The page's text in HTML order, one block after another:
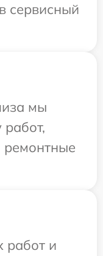
сервисный
мы
работ,
ремонтные
работ и